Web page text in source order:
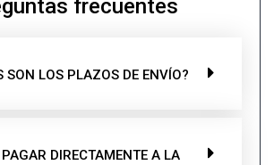
frecuentes
SON LOS PLAZOS DE ENVÍO?
DIRECTAMENTE A LA